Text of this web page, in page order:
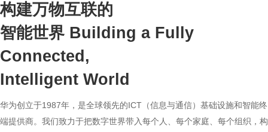
构建万物互联的
智能世界 Building a Fully
Connected,
Intelligent World
华为创立于1987年，是全球领先的ICT（信息与通信）基础设施和智能终
端提供商。我们致力于把数字世界带入每个人、每个家庭、每个组织，构